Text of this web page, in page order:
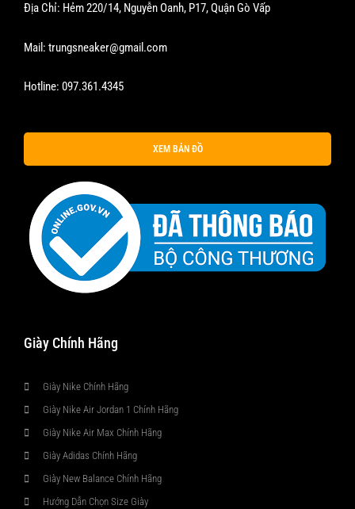
Địa Chỉ: Hẻm 220/14, Nguyễn Oanh, P17, Quận Gò Vấp
Mail: trungsneaker@gmail.com
Hotline: 097.361.4345
XEM BẢN ĐỒ
Giày Chính Hãng
Giày Nike Chính Hãng
Giày Nike Air Jordan 1 Chính Hãng
Giày Nike Air Max Chính Hãng
Giày Adidas Chính Hãng
Giày New Balance Chính Hãng
Hướng Dẫn Chọn Size Giày